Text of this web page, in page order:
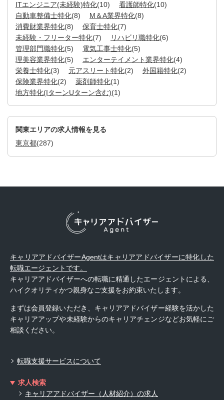
ITエンジニア(未経験)特化(10) 看護師特化(10)
自動車整備士特化(8) M＆A業界特化(8)
消費財業界特化(8) 保育士特化(7)
未経験・フリーター特化(7) リハビリ職特化(6)
管理部門職特化(5) 電気工事士特化(5)
理美容業界特化(5) エンターテイメント業界特化(4)
栄養士特化(3) 元アスリート特化(2) 外国籍特化(2)
保険業界特化(2) 薬剤師特化(1)
地方特化(IターンUターン含む)(1)
関東エリアの求人情報を見る
東京都(287)
キャリアアドバイザーAgentはキャリアアドバイザーに特化した
転職エージェントです。
キャリアアドバイザーへの転職に精通したエージェントによる、
ハイクオリティかつ親身なご支援をお約束いたします。
まずは会員登録いただき、キャリアアドバイザー経験を活かした
キャリアアップや未経験からのキャリアチェンジなどお気軽にご
相談ください。
転職支援サービスについて
求人検索
キャリアアドバイザー（人材紹介）の求人